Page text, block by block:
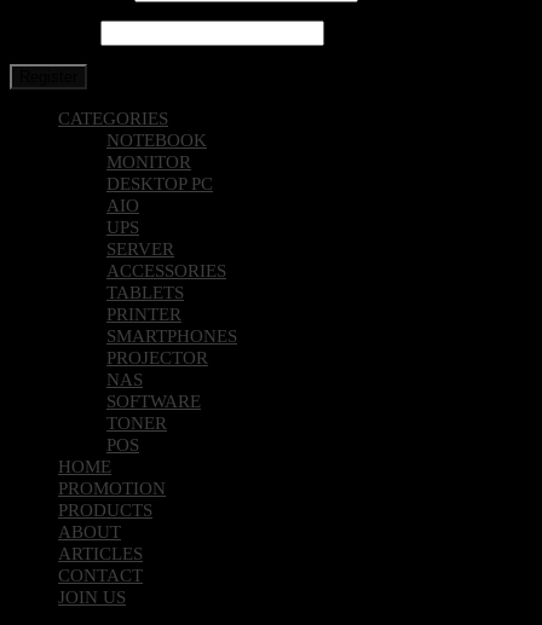
CATEGORIES
NOTEBOOK
MONITOR
DESKTOP PC
AIO
UPS
SERVER
ACCESSORIES
TABLETS
PRINTER
SMARTPHONES
PROJECTOR
NAS
SOFTWARE
TONER
POS
HOME
PROMOTION
PRODUCTS
ABOUT
ARTICLES
CONTACT
JOIN US